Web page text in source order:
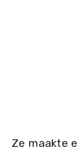
Ze maakte